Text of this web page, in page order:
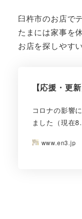
臼杵市のお店で
たまには家事を
お店を探しやす
【応援・更
コロナの影響
ました（現在
www.en3.jp